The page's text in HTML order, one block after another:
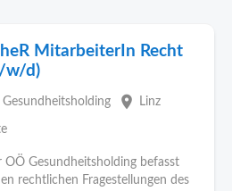
MitarbeiterIn Recht
w/d)
place Linz
OÖ Gesundheitsholding befasst
rechtlichen Fragestellungen des